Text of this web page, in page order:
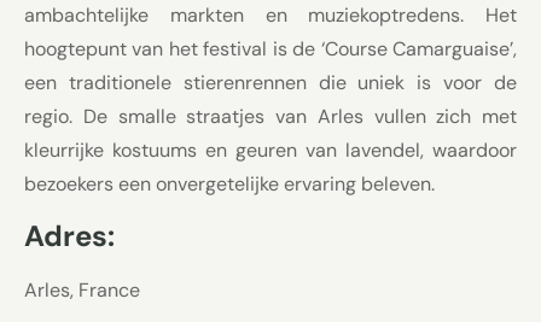
ambachtelijke markten en muziekoptredens. Het
hoogtepunt van het festival is de ‘Course Camarguaise’,
een traditionele stierenrennen die uniek is voor de
regio. De smalle straatjes van Arles vullen zich met
kleurrijke kostuums en geuren van lavendel, waardoor
bezoekers een onvergetelijke ervaring beleven.
Adres:
Arles, France